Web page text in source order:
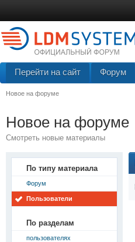
Перейти на сайт Форум
Новое на форуме
Новое на форуме
Смотреть новые материалы
По типу материала
Форум
Пользователи
По разделам
пользователях